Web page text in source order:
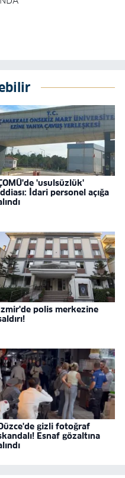
'usulsüzlük'
İdari personel açığa
polis merkezine
gizli fotoğraf
Esnaf gözaltına